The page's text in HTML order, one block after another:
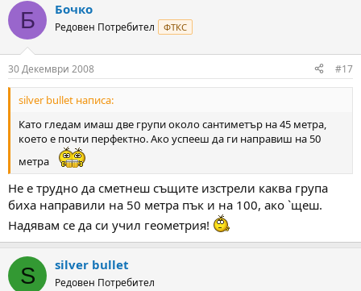
Б Бочко
Редовен Потребител ФТКС
30 Декември 2008 #17
silver bullet написа:
Като гледам имаш две групи около сантиметър на 45 метра,
което е почти перфектно. Ако успееш да ги направиш на 50
метра
Не е трудно да сметнеш същите изстрели каква група
биха направили на 50 метра пък и на 100, ако `щеш.
Надявам се да си учил геометрия!
S silver bullet
Редовен Потребител